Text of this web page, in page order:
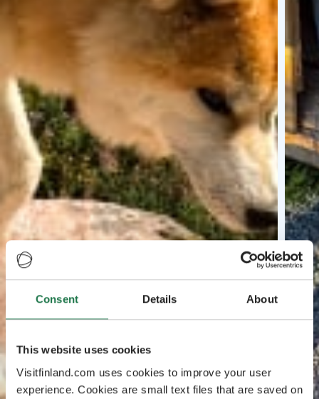
Consent Details About
This website uses cookies
Visitfinland.com uses cookies to improve your user
experience. Cookies are small text files that are saved on